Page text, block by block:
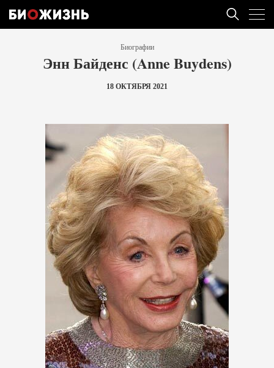
Биографии
Энн Байденс (Anne Buydens)
18 ОКТЯБРЯ 2021